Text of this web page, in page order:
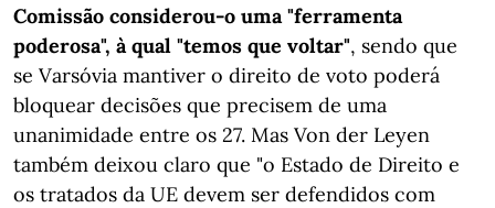
Comissão considerou-o uma "ferramenta
poderosa", à qual "temos que voltar", sendo que
se Varsóvia mantiver o direito de voto poderá
bloquear decisões que precisem de uma
unanimidade entre os 27. Mas Von der Leyen
também deixou claro que "o Estado de Direito e
os tratados da UE devem ser defendidos com